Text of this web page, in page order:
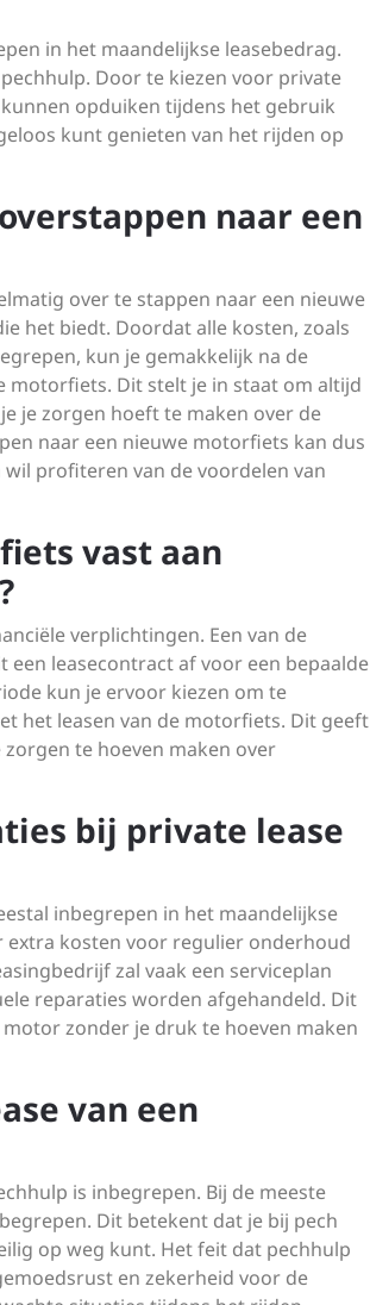
in het maandelijkse leasebedrag.
Door te kiezen voor private
opduiken tijdens het gebruik
kunt genieten van het rijden op
naar een
over te stappen naar een nieuwe
het biedt. Doordat alle kosten, zoals
kun je gemakkelijk na de
motorfiets. Dit stelt je in staat om altijd
je zorgen hoeft te maken over de
naar een nieuwe motorfiets kan dus
profiteren van de voordelen van
vast aan
verplichtingen. Een van de
een leasecontract af voor een bepaalde
kun je ervoor kiezen om te
het leasen van de motorfiets. Dit geeft
te hoeven maken over
bij private lease
inbegrepen in het maandelijkse
extra kosten voor regulier onderhoud
zal vaak een serviceplan
reparaties worden afgehandeld. Dit
zonder je druk te hoeven maken
van een
is inbegrepen. Bij de meeste
Dit betekent dat je bij pech
op weg kunt. Het feit dat pechhulp
en zekerheid voor de